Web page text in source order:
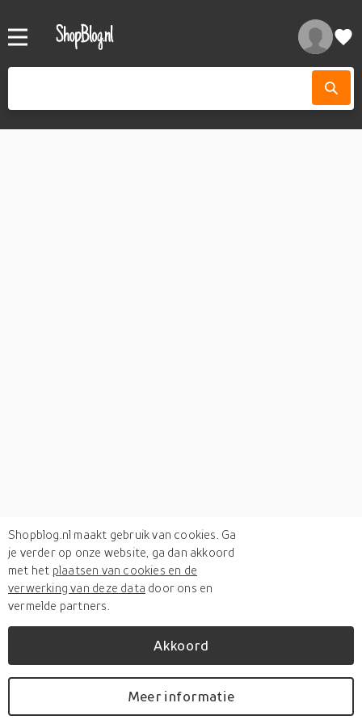
gerelateerde categorieën
Shopblog.nl maakt gebruik van cookies. Ga
je verder op onze website, ga dan akkoord
met het plaatsen van cookies en de
verwerking van deze data door ons en
vermelde partners.
Akkoord
Meer informatie